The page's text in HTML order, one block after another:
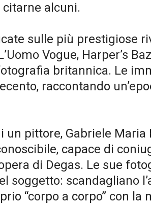
citarne alcuni.
sulle più prestigiose
Vogue, Harper’s
britannica. Le
raccontando
un pittore, Gabriele
capace di
di Degas. Le sue
soggetto: scandagliano
“corpo a corpo” con